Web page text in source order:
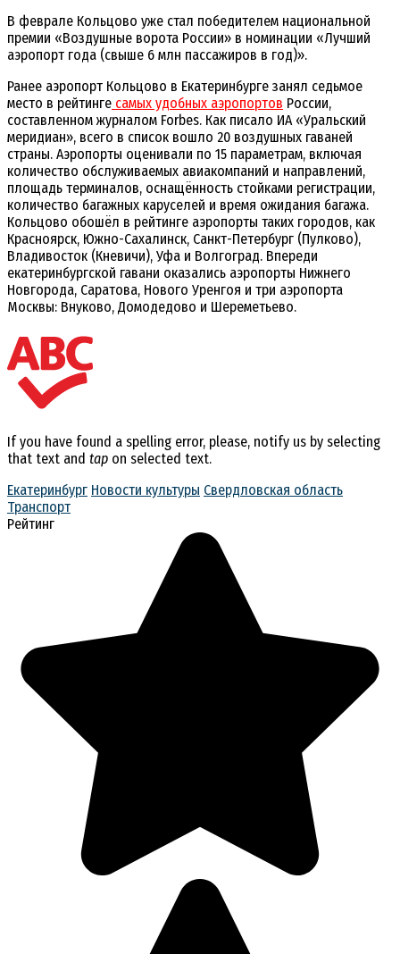
В феврале Кольцово уже стал победителем национальной
премии «Воздушные ворота России» в номинации «Лучший
аэропорт года (свыше 6 млн пассажиров в год)».
Ранее аэропорт Кольцово в Екатеринбурге занял седьмое
место в рейтинге самых удобных аэропортов России,
составленном журналом Forbes. Как писало ИА «Уральский
меридиан», всего в список вошло 20 воздушных гаваней
страны. Аэропорты оценивали по 15 параметрам, включая
количество обслуживаемых авиакомпаний и направлений,
площадь терминалов, оснащённость стойками регистрации,
количество багажных каруселей и время ожидания багажа.
Кольцово обошёл в рейтинге аэропорты таких городов, как
Красноярск, Южно-Сахалинск, Санкт-Петербург (Пулково),
Владивосток (Кневичи), Уфа и Волгоград. Впереди
екатеринбургской гавани оказались аэропорты Нижнего
Новгорода, Саратова, Нового Уренгоя и три аэропорта
Москвы: Внуково, Домодедово и Шереметьево.
If you have found a spelling error, please, notify us by selecting
that text and tap on selected text.
Екатеринбург Новости культуры Свердловская область
Транспорт
Рейтинг